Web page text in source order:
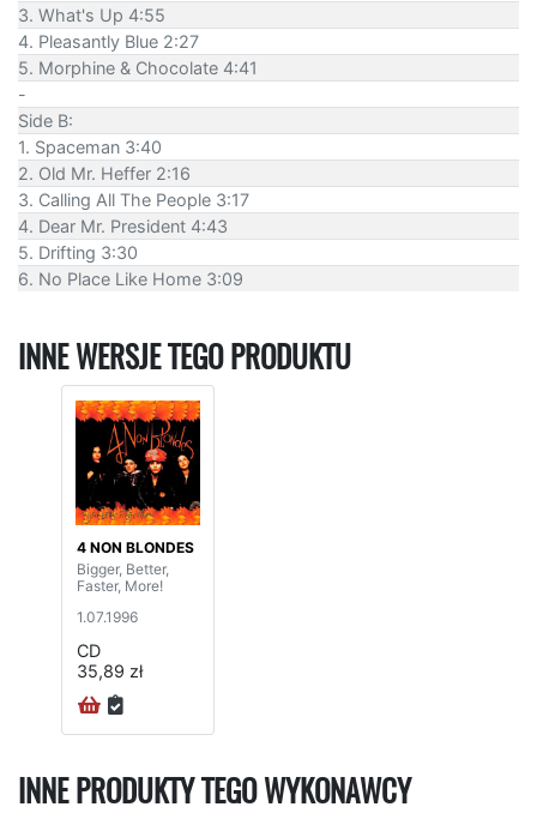
3. What's Up 4:55
4. Pleasantly Blue 2:27
5. Morphine & Chocolate 4:41
-
Side B:
1. Spaceman 3:40
2. Old Mr. Heffer 2:16
3. Calling All The People 3:17
4. Dear Mr. President 4:43
5. Drifting 3:30
6. No Place Like Home 3:09
INNE WERSJE TEGO PRODUKTU
4 NON BLONDES
Bigger, Better,
Faster, More!
1.07.1996
CD
35,89 zł
INNE PRODUKTY TEGO WYKONAWCY